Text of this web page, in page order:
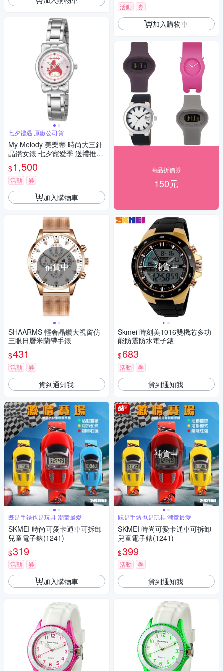
七夕禮遇 原廠公司貨
My Melody 美樂蒂 時尚大三針
晶鑽女錶 七夕寵愛季 送禮推
薦-銀/27mm LK697LWCI-R
$1,500
活動 券
加入購物車
補貨中
SHAARMS 輕奢晶鑽大視窗仿
三眼日曆米蘭帶手錶
$431
活動 券
貨到通知我
既是手錶也是玩具 潮童最愛
SKMEI 時尚可愛卡通車可拆卸
兒童電子錶(1241)
$319
活動 券
加入購物車
活動 券
加入購物車
商品折價券
150元
補貨中
Skmei 時刻美1016雙機芯多功
能防震防水電子錶
$683
活動 券
貨到通知我
補貨中
既是手錶也是玩具 潮童最愛
SKMEI 時尚可愛卡通車可拆卸
兒童電子錶(1241)
$399
活動 券
貨到通知我